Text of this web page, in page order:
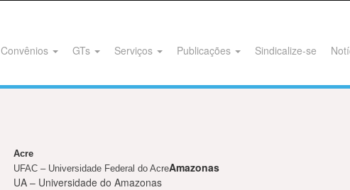
Convênios GTs Serviços Publicações Sindicalize-se
Acre
UFAC – Universidade Federal do AcreAmazonas
UA – Universidade do Amazonas